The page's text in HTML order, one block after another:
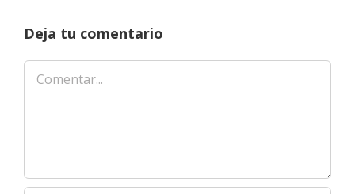
Deja tu comentario
Comentar